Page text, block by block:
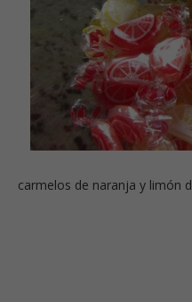
carmelos de naranja y limón